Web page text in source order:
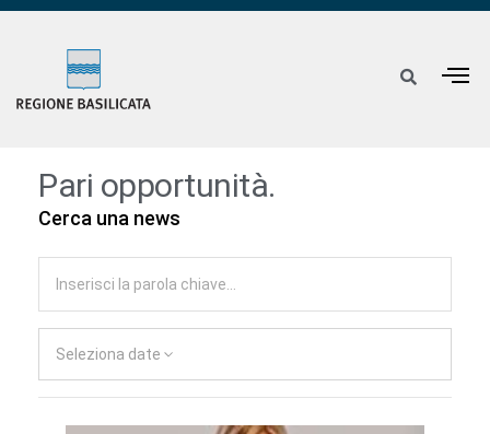
Pari opportunità.
Cerca una news
Seleziona date